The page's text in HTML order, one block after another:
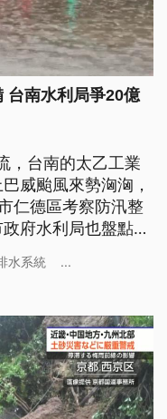
台南水利局爭20億
，台南的太乙工業
威颱風來勢洶洶，
仁德區考察防汛整
府水利局也盤點各
水系統 ...